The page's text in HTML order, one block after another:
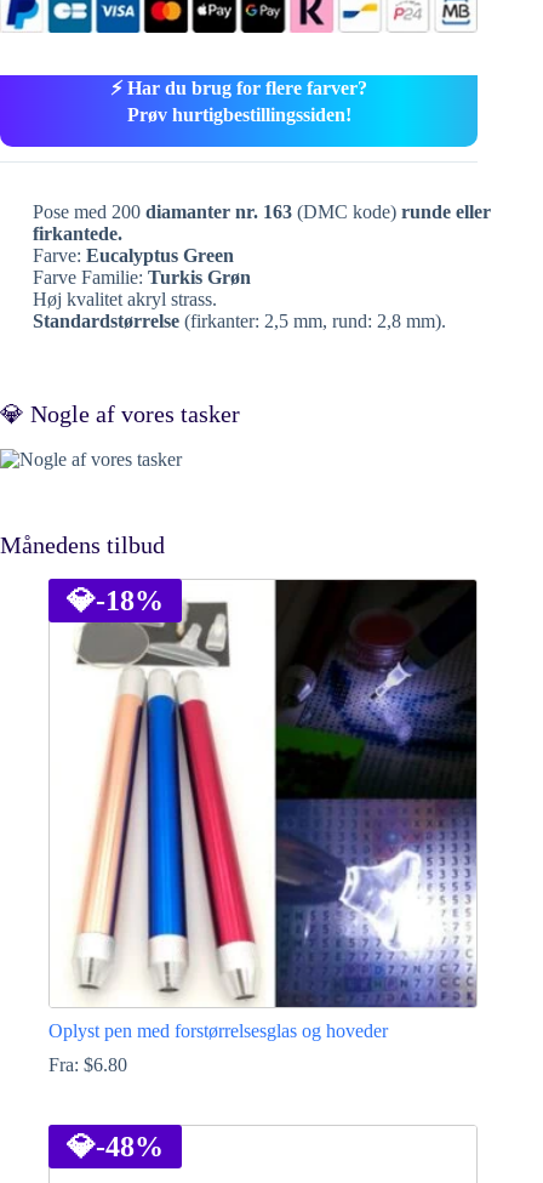
⚡ Har du brug for flere farver?
Prøv hurtigbestillingssiden!
Pose med 200 diamanter nr. 163(DMC kode) runde eller
firkantede.
Farve: Eucalyptus Green
Farve Familie: Turkis Grøn
Høj kvalitet akryl strass.
Standardstørrelse(firkanter: 2,5 mm, rund: 2,8 mm).
💎 Nogle af vores tasker
Månedens tilbud
💎-18%
Oplyst pen med forstørrelsesglas og hoveder
Fra: $6.80
vare
har
flere
💎-48%